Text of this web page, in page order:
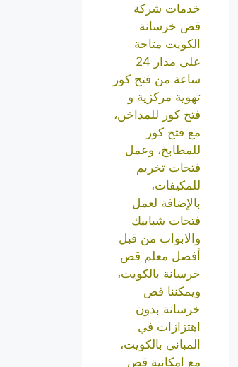
خدمات شركة
قص خرسانة
الكويت متاحة
على مدار 24
ساعة من فتح كور
تهوية مركزية و
فتح كور للمداخن،
مع فتح كور
للمطابخ، وعمل
فتحات تخريم
للمكيفات،
بالإضافة لعمل
فتحات شبابيك
والابواب من قبل
أفضل معلم قص
خرسانة بالكويت،
ويمكننا قص
خرسانة بدون
اهتزازات في
المباني بالكويت،
مع امكانية قص